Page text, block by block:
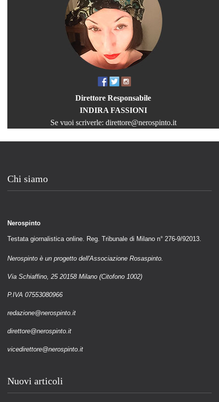
Direttore Responsabile
INDIRA FASSIONI
Se vuoi scriverle: direttore@nerospinto.it
Chi siamo
Nerospinto
Testata giornalistica online. Reg. Tribunale di Milano n° 276-9/92013.
Nerospinto è un progetto dell'Associazione Rosaspinto.
Via Schiaffino, 25 20158 Milano (Citofono 1002)
P.IVA 07553080966
redazione@nerospinto.it
direttore@nerospinto.it
vicedirettore@nerospinto.it
Nuovi articoli